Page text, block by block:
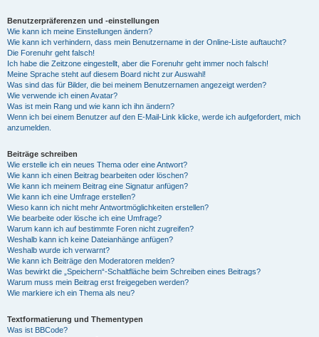
Benutzerpräferenzen und -einstellungen
Wie kann ich meine Einstellungen ändern?
Wie kann ich verhindern, dass mein Benutzername in der Online-Liste auftaucht?
Die Forenuhr geht falsch!
Ich habe die Zeitzone eingestellt, aber die Forenuhr geht immer noch falsch!
Meine Sprache steht auf diesem Board nicht zur Auswahl!
Was sind das für Bilder, die bei meinem Benutzernamen angezeigt werden?
Wie verwende ich einen Avatar?
Was ist mein Rang und wie kann ich ihn ändern?
Wenn ich bei einem Benutzer auf den E-Mail-Link klicke, werde ich aufgefordert, mich
anzumelden.
Beiträge schreiben
Wie erstelle ich ein neues Thema oder eine Antwort?
Wie kann ich einen Beitrag bearbeiten oder löschen?
Wie kann ich meinem Beitrag eine Signatur anfügen?
Wie kann ich eine Umfrage erstellen?
Wieso kann ich nicht mehr Antwortmöglichkeiten erstellen?
Wie bearbeite oder lösche ich eine Umfrage?
Warum kann ich auf bestimmte Foren nicht zugreifen?
Weshalb kann ich keine Dateianhänge anfügen?
Weshalb wurde ich verwarnt?
Wie kann ich Beiträge den Moderatoren melden?
Was bewirkt die „Speichern“-Schaltfläche beim Schreiben eines Beitrags?
Warum muss mein Beitrag erst freigegeben werden?
Wie markiere ich ein Thema als neu?
Textformatierung und Thementypen
Was ist BBCode?